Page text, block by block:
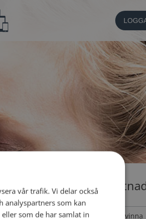
Bli medlem utan
Jag är en: Man Kvinna
vår trafik. Vi delar också
analyspartners som kan
som de har samlat in